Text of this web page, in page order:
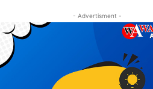
- Advertisment -